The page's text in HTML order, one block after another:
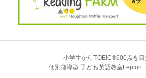
小学生からTOEIC®600点を目
個別指導型 子ども英語教室Lepton